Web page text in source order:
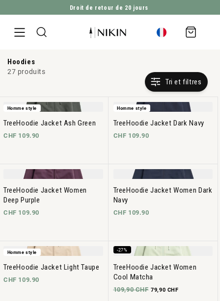
ALLER DIRECTEMENT AU CONTENU
Droit de retour de 20 jours
Panier
d'achat
Hoodies
27 produits
Tri et filtres
Homme style
TreeHoodie Jacket Ash Green
CHF 109.90
Homme style
TreeHoodie Jacket Dark Navy
CHF 109.90
TreeHoodie Jacket Women
Deep Purple
CHF 109.90
TreeHoodie Jacket Women Dark
Navy
CHF 109.90
Homme style
TreeHoodie Jacket Light Taupe
CHF 109.90
-27%
TreeHoodie Jacket Women
Cool Matcha
109,90 CHF 79,90 CHF